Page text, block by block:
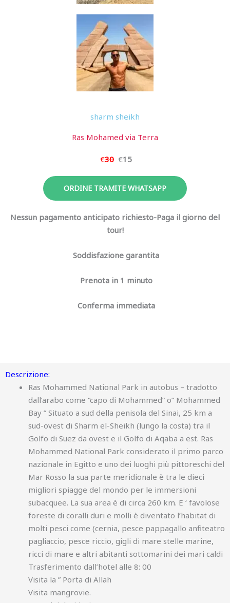
sharm sheikh
Ras Mohamed via Terra
€30 €15
ORDINE TRAMITE WHATSAPP
Nessun pagamento anticipato richiesto-Paga il giorno del
tour!
Soddisfazione garantita
Prenota in 1 minuto
Conferma immediata
Descrizione:
Ras Mohammed National Park in autobus – tradotto
dall’arabo come “capo di Mohammed” o” Mohammed
Bay ” Situato a sud della penisola del Sinai, 25 km a
sud-ovest di Sharm el-Sheikh (lungo la costa) tra il
Golfo di Suez da ovest e il Golfo di Aqaba a est. Ras
Mohammed National Park considerato il primo parco
nazionale in Egitto e uno dei luoghi più pittoreschi del
Mar Rosso la sua parte meridionale è tra le dieci
migliori spiagge del mondo per le immersioni
subacquee. La sua area è di circa 260 km. E ‘ favolose
foreste di coralli duri e molli è diventato l’habitat di
molti pesci come (cernia, pesce pappagallo anfiteatro
pagliaccio, pesce riccio, gigli di mare stelle marine,
ricci di mare e altri abitanti sottomarini dei mari caldi
Trasferimento dall’hotel alle 8: 00
Visita la ” Porta di Allah
Visita mangrovie.